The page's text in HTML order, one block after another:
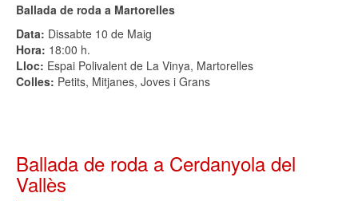
Ballada de roda a Martorelles
Data: Dissabte 10 de Maig
Hora: 18:00 h.
Lloc: Espai Polivalent de La Vinya, Martorelles
Colles: Petits, Mitjanes, Joves i Grans
Ballada de roda a Cerdanyola del
Vallès